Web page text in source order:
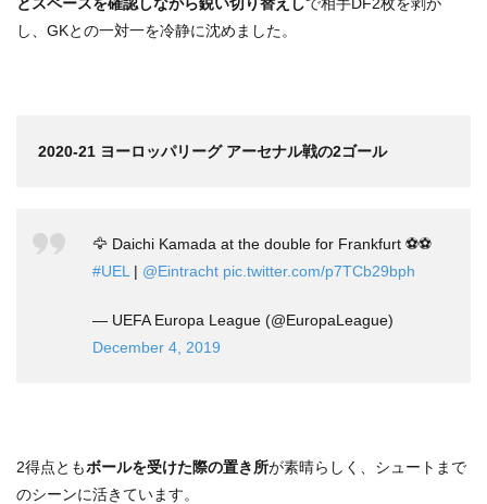
し、GKとの一対一を冷静に沈めました。
2020-21 ヨーロッパリーグ アーセナル戦の2ゴール
🦅 Daichi Kamada at the double for Frankfurt ⚽️⚽️
#UEL | @Eintracht pic.twitter.com/p7TCb29bph
— UEFA Europa League (@EuropaLeague)
December 4, 2019
2得点ともボールを受けた際の置き所が素晴らしく、シュートまで
のシーンに活きています。